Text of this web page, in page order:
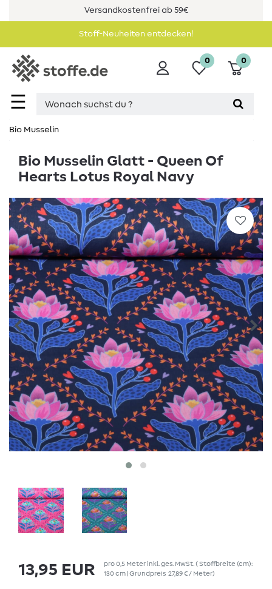
Versandkostenfrei ab 59€
Stoff-Neuheiten entdecken!
☰
0 0
Bio Musselin
Bio Musselin Glatt - Queen Of
Hearts Lotus Royal Navy
13,95 EUR pro0,5 Meterinkl. ges. MwSt. ( Stoffbreite (cm):
130 cm | Grundpreis 27,89 € / Meter)